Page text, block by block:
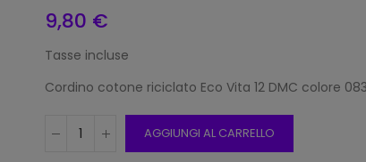
9,80 €
Tasse incluse
Cordino cotone riciclato Eco Vita 12 DMC colore
AGGIUNGI AL CARRELLO